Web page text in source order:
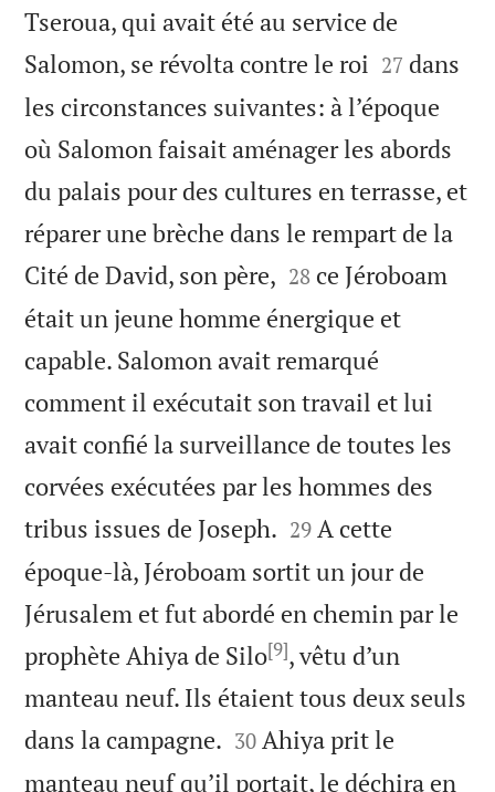
Tseroua, qui avait été au service de
Salomon, se révolta contre le roi 

27 dans
les circonstances suivantes: à l’époque
où Salomon faisait aménager les abords
du palais pour des cultures en terrasse, et
réparer une brèche dans le rempart de la
Cité de David, son père, 

28 ce Jéroboam
était un jeune homme énergique et
capable. Salomon avait remarqué
comment il exécutait son travail et lui
avait confié la surveillance de toutes les
corvées exécutées par les hommes des
tribus issues de Joseph. 

29 A cette
époque-là, Jéroboam sortit un jour de
Jérusalem et fut abordé en chemin par le
prophète Ahiya de Silo[9], vêtu d’un
manteau neuf. Ils étaient tous deux seuls
dans la campagne. 

30 Ahiya prit le
manteau neuf qu’il portait, le déchira en